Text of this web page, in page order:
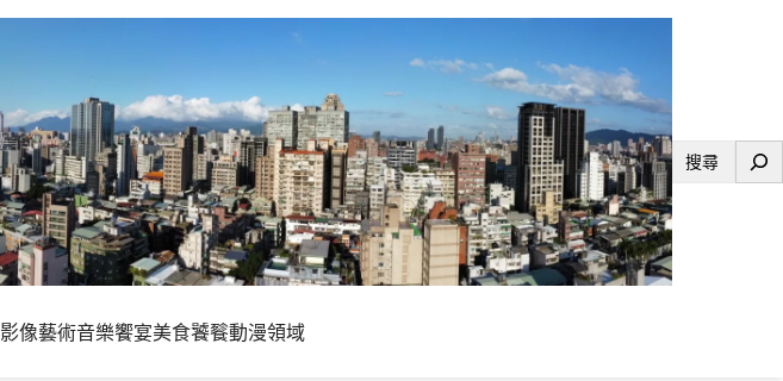
搜
影像藝術音樂饗宴美食饕餮動漫領域